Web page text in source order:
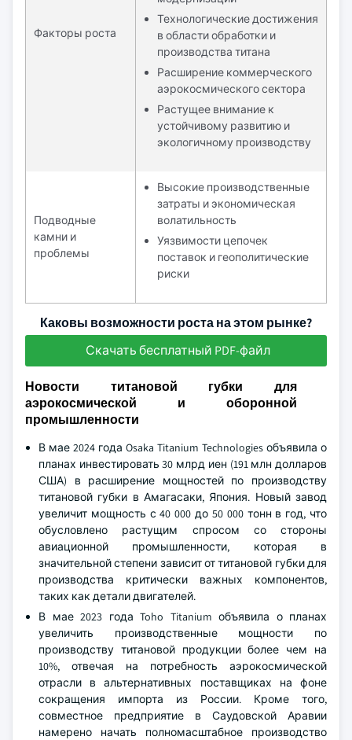
Факторы роста
Технологические достижения
в области обработки и
производства титана
Расширение коммерческого
аэрокосмического сектора
Растущее внимание к
устойчивому развитию и
экологичному производству
Подводные
камни и
проблемы
Высокие производственные
затраты и экономическая
волатильность
Уязвимости цепочек
поставок и геополитические
риски
Каковы возможности роста на этом рынке?
Скачать бесплатный PDF-файл
Новости титановой губки для
аэрокосмической и оборонной
промышленности
В мае 2024 года Osaka Titanium Technologies объявила о
планах инвестировать 30 млрд иен (191 млн долларов
США) в расширение мощностей по производству
титановой губки в Амагасаки, Япония. Новый завод
увеличит мощность с 40 000 до 50 000 тонн в год, что
обусловлено растущим спросом со стороны
авиационной промышленности, которая в
значительной степени зависит от титановой губки для
производства критически важных компонентов,
таких как детали двигателей.
В мае 2023 года Toho Titanium объявила о планах
увеличить производственные мощности по
производству титановой продукции более чем на
10%, отвечая на потребность аэрокосмической
отрасли в альтернативных поставщиках на фоне
сокращения импорта из России. Кроме того,
совместное предприятие в Саудовской Аравии
намерено начать полномасштабное производство